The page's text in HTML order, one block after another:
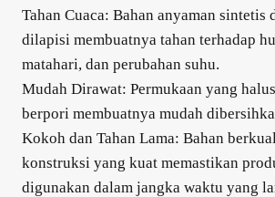
Tahan Cuaca: Bahan anyaman sintetis
dilapisi membuatnya tahan terhadap
matahari, dan perubahan suhu.
Mudah Dirawat: Permukaan yang
berpori membuatnya mudah
Kokoh dan Tahan Lama: Bahan
konstruksi yang kuat memastikan
digunakan dalam jangka waktu yang